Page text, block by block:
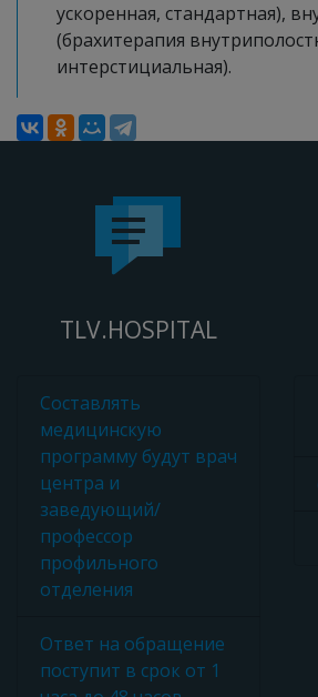
ускоренная, стандартная),
(брахитерапия
интерстициальная).
TLV.HOSPITAL
Составлять
медицинскую
программу будут врач
центра и
заведующий/
профессор
профильного
отделения
Ответ на обращение
поступит в срок от 1